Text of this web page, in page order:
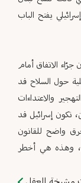
يفتح الباب
الاتفاق أمام
حول السلاح قد
والاعتداءات
تكون إسرائيل قد
واضح للقانون
وهذه هي أخطر